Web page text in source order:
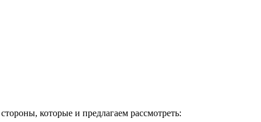
которые и предлагаем рассмотреть: